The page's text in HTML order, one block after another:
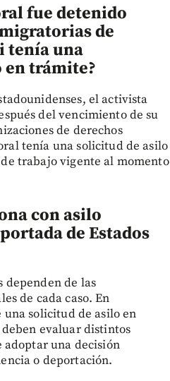
fue detenido
de
tenía una
trámite?
el activista
del vencimiento de su
de derechos
tenía una solicitud de asilo
trabajo vigente al momento
con asilo
de Estados
dependen de las
de cada caso. En
solicitud de asilo en
evaluar distintos
adoptar una decisión
o deportación.